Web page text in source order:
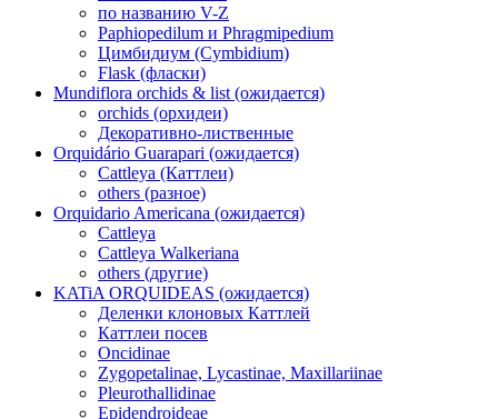
по названию V-Z
Paphiopedilum и Phragmipedium
Цимбидиум (Cymbidium)
Flask (фласки)
Mundiflora orchids & list (ожидается)
orchids (орхидеи)
Декоративно-лиственные
Orquidário Guarapari (ожидается)
Cattleya (Каттлеи)
others (разное)
Orquidario Americana (ожидается)
Cattleya
Cattleya Walkeriana
others (другие)
KATiA ORQUIDEAS (ожидается)
Деленки клоновых Каттлей
Каттлеи посев
Oncidinae
Zygopetalinae, Lycastinae, Maxillariinae
Pleurothallidinae
Epidendroideae